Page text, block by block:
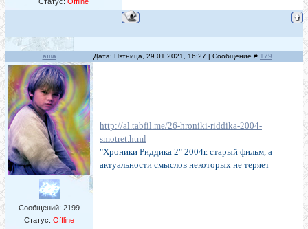
аша Дата: Пятница, 29.01.2021, 16:27 | Сообщение # 179
Сообщений: 2199
Статус: Offline
http://al.tabfil.me/26-hroniki-riddika-2004-
smotret.html
"Хроники Риддика 2" 2004г. старый фильм, а
актуальности смыслов некоторых не теряет